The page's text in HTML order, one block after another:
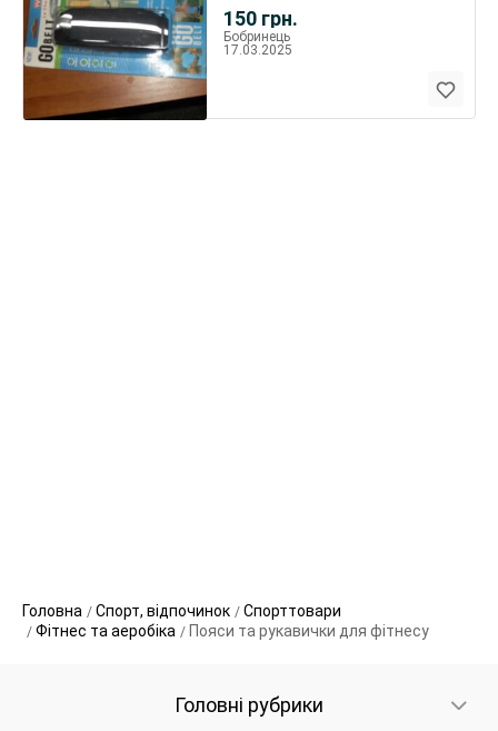
150 грн.
Бобринець
17.03.2025
Головна Спорт, відпочинок
Спорттовари
Фітнес та аеробіка
Пояси та рукавички для фітнесу
Головні рубрики